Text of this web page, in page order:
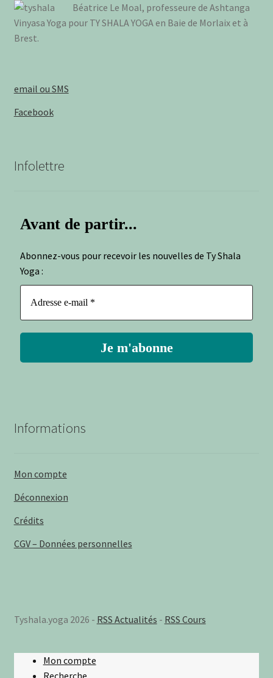
Béa­trice Le Moal, pro­fes­seure de Ash­tan­ga
Vinya­sa Yoga pour TY SHALA YOGA en Baie de Mor­laix et à
Brest.
email ou SMS
Facebook
Infolettre
Avant de partir...
Abonnez-vous pour recevoir les nouvelles de Ty Shala
Yoga :
Informations
Mon compte
Déconnexion
Crédits
CGV – Données personnelles
Tyshala.yoga 2026 - RSS Actualités - RSS Cours
Mon compte